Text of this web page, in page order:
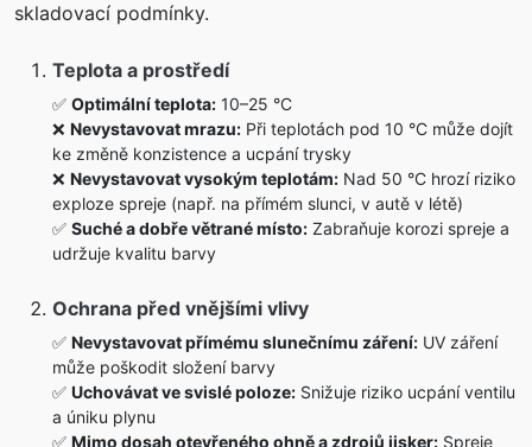
skladovací podmínky.
Teplota a prostředí
✅ Optimální teplota: 10–25 °C
❌ Nevystavovat mrazu: Při teplotách pod 10 °C může dojít
ke změně konzistence a ucpání trysky
❌ Nevystavovat vysokým teplotám: Nad 50 °C hrozí riziko
exploze spreje (např. na přímém slunci, v autě v létě)
✅ Suché a dobře větrané místo: Zabraňuje korozi spreje a
udržuje kvalitu barvy
Ochrana před vnějšími vlivy
✅ Nevystavovat přímému slunečnímu záření: UV záření
může poškodit složení barvy
✅ Uchovávat ve svislé poloze: Snižuje riziko ucpání ventilu
a úniku plynu
✅ Mimo dosah otevřeného ohně a zdrojů jisker: Spreje